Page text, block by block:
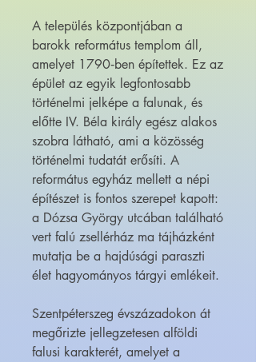
A település központjában a
barokk református templom áll,
amelyet 1790‑ben építettek. Ez az
épület az egyik legfontosabb
történelmi jelképe a falunak, és
előtte IV. Béla király egész alakos
szobra látható, ami a közösség
történelmi tudatát erősíti. A
református egyház mellett a népi
építészet is fontos szerepet kapott:
a Dózsa György utcában található
vert falú zsellérház ma tájházként
mutatja be a hajdúsági paraszti
élet hagyományos tárgyi emlékeit.
Szentpéterszeg évszázadokon át
megőrizte jellegzetesen alföldi
falusi karakterét, amelyet a